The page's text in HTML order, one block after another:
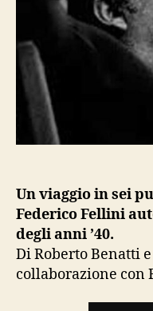
Un viaggio in sei
Federico Fellini
degli anni ’40.
Di Roberto Benatti
collaborazione con